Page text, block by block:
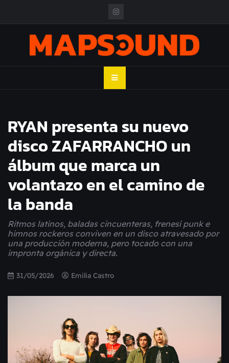
MAPSOUND
RYAN presenta su nuevo
disco ZAFARRANCHO un
álbum que marca un
volantazo en el camino de
la banda
Ritmos latinos, baladas cincuenteras, frenesí punk e
himnos rockeros conviven en un disco atravesado por
una producción moderna, pero tocado con una
impronta orgánica y directa.
31/05/2026 Emilia Castro